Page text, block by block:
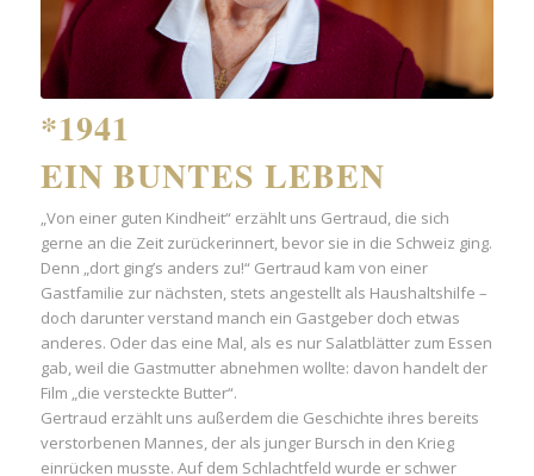
*1941
EIN BUNTES LEBEN
„Von einer guten Kindheit“ erzählt uns Gertraud, die sich
gerne an die Zeit zurückerinnert, bevor sie in die Schweiz ging.
Denn „dort ging’s anders zu!“ Gertraud kam von einer
Gastfamilie zur nächsten, stets angestellt als Haushaltshilfe –
doch darunter verstand manch ein Gastgeber doch etwas
anderes. Oder das eine Mal, als es nur Salatblätter zum Essen
gab, weil die Gastmutter abnehmen wollte: davon handelt der
Film „die versteckte Butter“.
Gertraud erzählt uns außerdem die Geschichte ihres bereits
verstorbenen Mannes, der als junger Bursch in den Krieg
einrücken musste. Auf dem Schlachtfeld wurde er schwer